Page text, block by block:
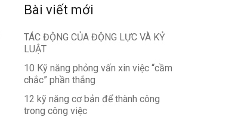
Bài viết mới
TÁC ĐỘNG CỦA ĐỘNG LỰC VÀ KỶ
LUẬT
10 Kỹ năng phỏng vấn xin việc “cầm
chắc” phần thắng
12 kỹ năng cơ bản để thành công
trong công việc